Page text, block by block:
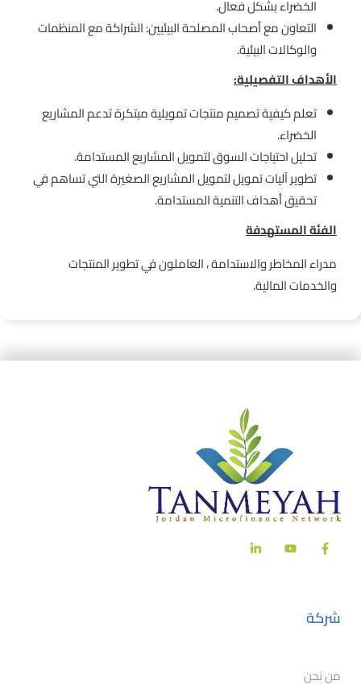
الخضراء بشكل فعال.
التعاون مع أصحاب المصلحة البيئيين: الشراكة مع المنظمات
والوكالات البيئية.
الأهداف التفصيلية:
تعلم كيفية تصميم منتجات تمويلية مبتكرة تدعم المشاريع
الخضراء.
تحليل احتياجات السوق لتمويل المشاريع المستدامة.
تطوير آليات تمويل لتمويل المشاريع الصغيرة التي تساهم في
تحقيق أهداف التنمية المستدامة.
الفئة المستهدفة
مدراء المخاطر والاستدامة ، العاملون في تطوير المنتجات
والخدمات المالية.
شركة
من نحن